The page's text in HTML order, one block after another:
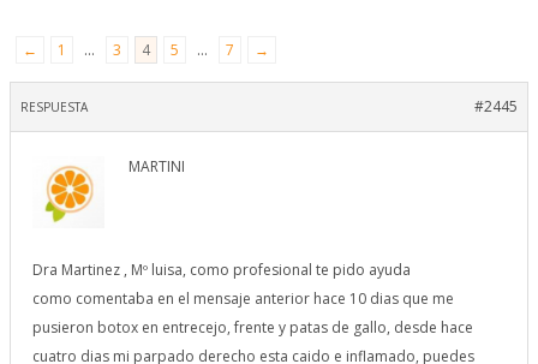
← 1 … 3 4 5 … 7 →
#2445
RESPUESTA
MARTINI
Dra Martinez , Mº luisa, como profesional te pido ayuda
como comentaba en el mensaje anterior hace 10 dias que me
pusieron botox en entrecejo, frente y patas de gallo, desde hace
cuatro dias mi parpado derecho esta caido e inflamado, puedes